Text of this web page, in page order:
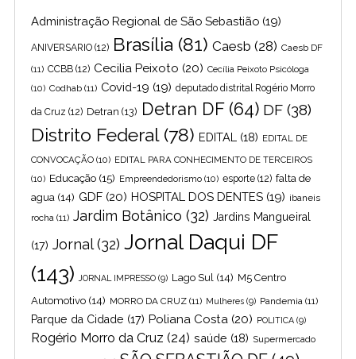
Administração Regional de São Sebastião (19)
ANIVERSARIO (12) Brasília (81) Caesb (28) Caesb DF
(11) CCBB (12) Cecilia Peixoto (20) Cecília Peixoto Psicóloga
(10) Codhab (11) Covid-19 (19) deputado distrital Rogério Morro
da Cruz (12) Detran (13) Detran DF(64) DF (38)
Distrito Federal(78) EDITAL (18) EDITAL DE
CONVOCAÇÃO (10) EDITAL PARA CONHECIMENTO DE TERCEIROS
(10) Educação (15) Empreendedorismo (10) esporte (12) falta de
agua (14) GDF (20) HOSPITAL DOS DENTES (19) ibaneis
rocha (11) Jardim Botânico (32) Jardins Mangueiral
(17) Jornal(32) Jornal Daqui DF
(143)
JORNAL IMPRESSO (9) Lago Sul (14) M5 Centro
Automotivo (14) MORRO DA CRUZ (11) Mulheres (9) Pandemia (11)
Parque da Cidade (17) Poliana Costa (20) POLITICA (9)
Rogério Morro da Cruz (24) saúde (18) Supermercado